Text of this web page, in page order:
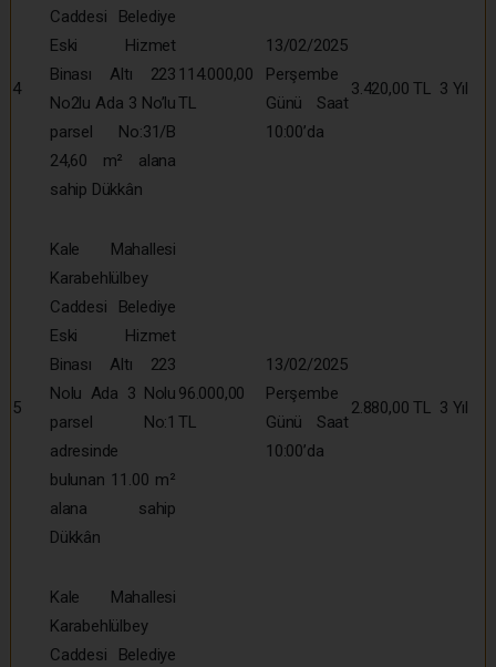
4
Caddesi Belediye
Eski Hizmet
Binası Altı 223
No2lu Ada 3 No’lu
parsel No:31/B
24,60 m² alana
sahip Dükkân
114.000,00
TL
13/02/2025
Perşembe
Günü Saat
10:00’da
3.420,00 TL 3 Yıl
5
Kale Mahallesi
Karabehlülbey
Caddesi Belediye
Eski Hizmet
Binası Altı 223
Nolu Ada 3 Nolu
parsel No:1
adresinde
bulunan 11.00 m²
alana sahip
Dükkân
96.000,00
TL
13/02/2025
Perşembe
Günü Saat
10:00’da
2.880,00 TL 3 Yıl
Kale Mahallesi
Karabehlülbey
Caddesi Belediye